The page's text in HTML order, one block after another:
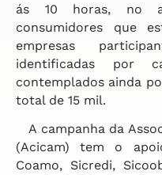
ás 10 horas, no
consumidores que
empresas
identificadas por
contemplados ainda
total de 15 mil.
A campanha da
(Acicam) tem o
Coamo, Sicredi,